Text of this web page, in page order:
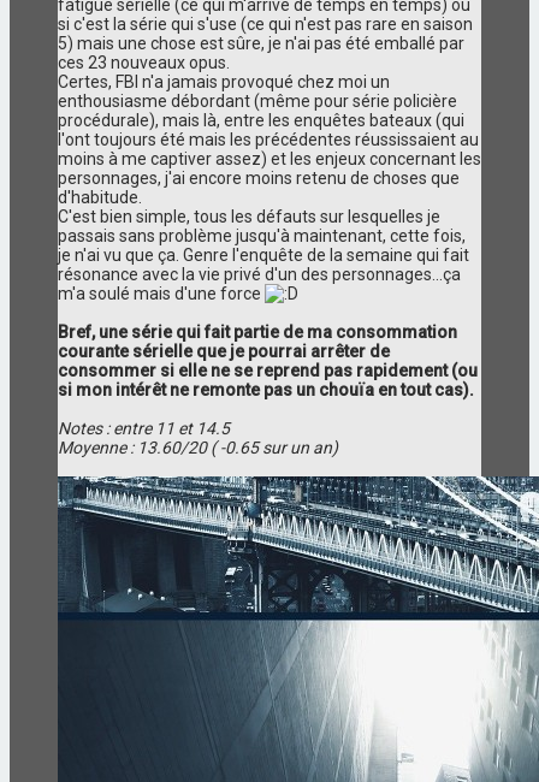
fatigue sérielle (ce qui m'arrive de temps en temps) ou
si c'est la série qui s'use (ce qui n'est pas rare en saison
5) mais une chose est sûre, je n'ai pas été emballé par
ces 23 nouveaux opus.
Certes, FBI n'a jamais provoqué chez moi un
enthousiasme débordant (même pour série policière
procédurale), mais là, entre les enquêtes bateaux (qui
l'ont toujours été mais les précédentes réussissaient au
moins à me captiver assez) et les enjeux concernant les
personnages, j'ai encore moins retenu de choses que
d'habitude.
C'est bien simple, tous les défauts sur lesquelles je
passais sans problème jusqu'à maintenant, cette fois,
je n'ai vu que ça. Genre l'enquête de la semaine qui fait
résonance avec la vie privé d'un des personnages...ça
m'a soulé mais d'une force
Bref, une série qui fait partie de ma consommation
courante sérielle que je pourrai arrêter de
consommer si elle ne se reprend pas rapidement (ou
si mon intérêt ne remonte pas un chouïa en tout cas).
Notes : entre 11 et 14.5
Moyenne : 13.60/20 ( -0.65 sur un an)